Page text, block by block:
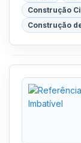
Construção
Construção